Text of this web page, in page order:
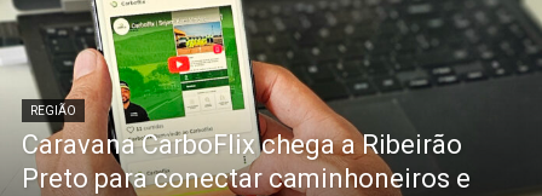
REGIÃO
Caravana CarboFlix chega a Ribeirão
Preto para conectar caminhoneiros e